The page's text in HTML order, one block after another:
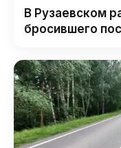
В Рузаевском
бросившего